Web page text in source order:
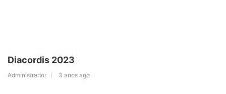
Diacordis 2023
Administrador 3 anos ago